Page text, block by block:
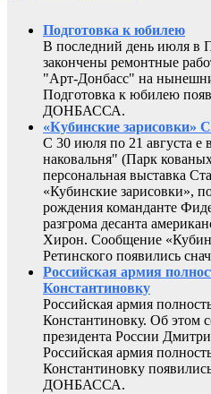
Подготовка к юбилею
В последний день июля в
закончены ремонтные
"Арт-Донбасс" на
Подготовка к юбилею
ДОНБАССА.
«Кубинские зарисовки»
С 30 июля по 21 августа е
наковальня" (Парк
персональная выставка
«Кубинские зарисовки»,
рождения команданте
разгрома десанта
Хирон. Сообщение
Ретинского появились
Российская армия
Константиновку
Российская армия
Константиновку. Об этом
президента России
Российская армия
Константиновку
ДОНБАССА.